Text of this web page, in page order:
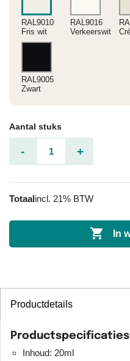
RAL9010
Fris wit
RAL9016
Verkeerswit
RAL9005
Zwart
Aantal stuks
- +
Totaalincl. 21% BTW
 In
Productdetails
Inhoud: 20ml